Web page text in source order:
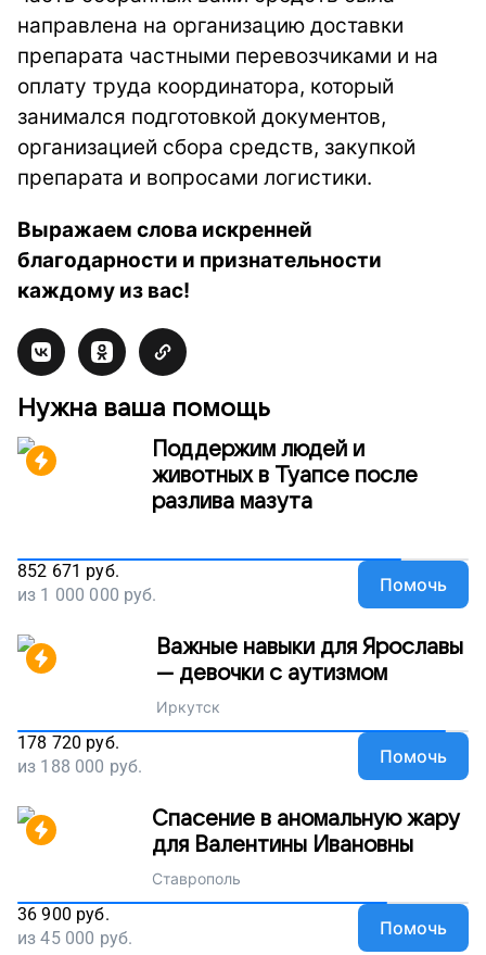
направлена на организацию доставки
препарата частными перевозчиками и на
оплату труда координатора, который
занимался подготовкой документов,
организацией сбора средств, закупкой
препарата и вопросами логистики.
Выражаем слова искренней
благодарности и признательности
каждому из вас!
Нужна ваша помощь
Поддержим людей и
животных в Туапсе после
разлива мазута
852 671 руб.
из 1 000 000 руб. Помочь
Важные навыки для Ярославы
— девочки с аутизмом
Иркутск
178 720 руб.
из 188 000 руб. Помочь
Спасение в аномальную жару
для Валентины Ивановны
Ставрополь
36 900 руб.
из45 000 руб. Помочь